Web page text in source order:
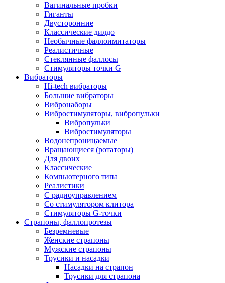
Вагинальные пробки
Гиганты
Двусторонние
Классические дилдо
Необычные фаллоимитаторы
Реалистичные
Стеклянные фаллосы
Стимуляторы точки G
Вибраторы
Hi-tech вибраторы
Большие вибраторы
Вибронаборы
Вибростимуляторы, вибропульки
Вибропульки
Вибростимуляторы
Водонепроницаемые
Вращающиеся (ротаторы)
Для двоих
Классические
Компьютерного типа
Реалистики
С радиоуправлением
Со стимулятором клитора
Стимуляторы G-точки
Страпоны, фаллопротезы
Безремневые
Женские страпоны
Мужские страпоны
Трусики и насадки
Насадки на страпон
Трусики для страпона